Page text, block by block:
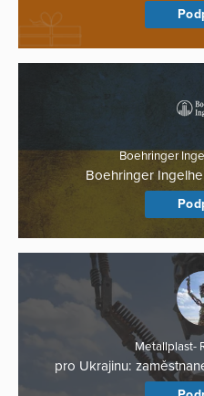
Boehringer
Boehringer
Metallplast-
pro Ukrajinu: